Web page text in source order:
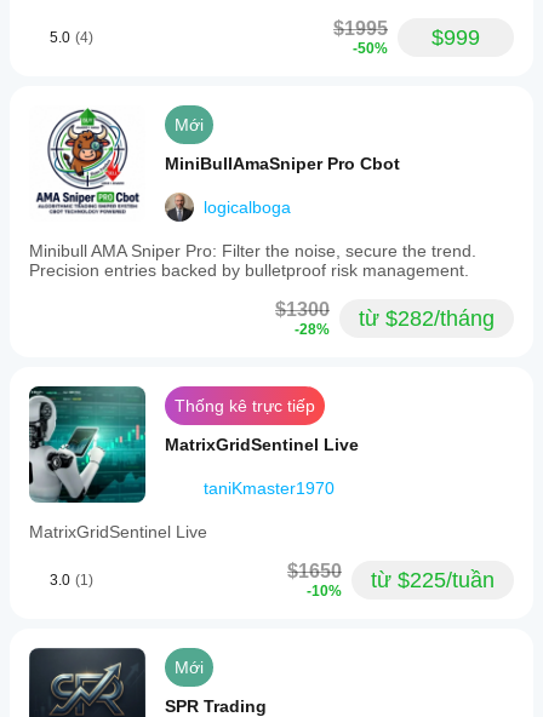
5.0 (4) $1995
-50% $999
Mới
MiniBullAmaSniper Pro Cbot
logicalboga
Minibull AMA Sniper Pro: Filter the noise, secure the trend.
Precision entries backed by bulletproof risk management.
$1300
-28% từ $282/tháng
Thống kê trực tiếp
MatrixGridSentinel Live
taniKmaster1970
MatrixGridSentinel Live
3.0 (1) $1650
-10% từ $225/tuần
Mới
SPR Trading